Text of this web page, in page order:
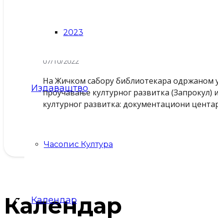
2023
Издаваштво
Часопис Култура
Календар
Запрокул на Жичком сабору
07/10/2022
На Жичком сабору библиотекара одржаном
проучавање културног развитка
културног развитка: документациони
Календар